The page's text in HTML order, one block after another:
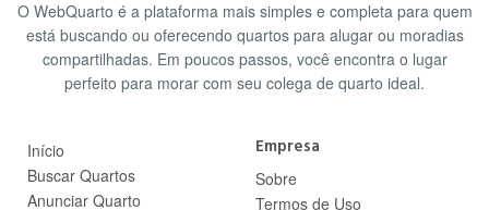
O WebQuarto é a plataforma mais simples e completa para quem
está buscando ou oferecendo quartos para alugar ou moradias
compartilhadas. Em poucos passos, você encontra o lugar
perfeito para morar com seu colega de quarto ideal.
Início
Buscar Quartos
Anunciar Quarto
Empresa
Sobre
Termos de Uso